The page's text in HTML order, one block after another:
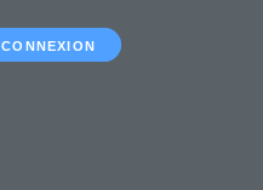
CONNEXION